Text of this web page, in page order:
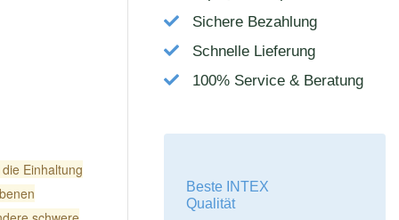
Einhaltung
Sichere Bezahlung
Schnelle Lieferung
100% Service & Beratung
Beste INTEX
Qualität